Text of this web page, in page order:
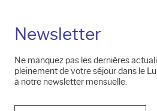
Newsletter
Ne manquez pas les dernières
pleinement de votre séjour dans le
à notre newsletter mensuelle.